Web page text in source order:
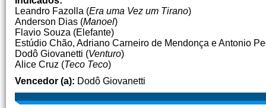
Leandro Fazolla (Era uma Vez um Tirano)
Anderson Dias (Manoel)
Flavio Souza (Elefante)
Estúdio Chão, Adriano Carneiro de Mendonça e Antonio
Dodô Giovanetti (Venturo)
Alice Cruz (Teco Teco)
Vencedor (a): Dodô Giovanetti